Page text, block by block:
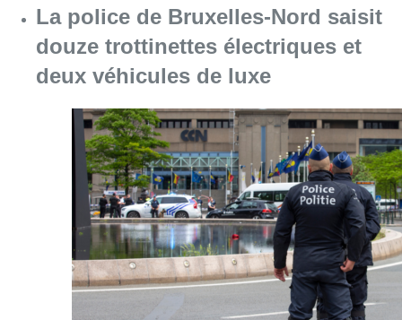
La police de Bruxelles-Nord saisit
douze trottinettes électriques et
deux véhicules de luxe